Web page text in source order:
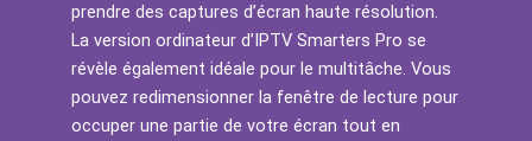
prendre des captures d’écran haute résolution.
La version ordinateur d’IPTV Smarters Pro se
révèle également idéale pour le multitâche. Vous
pouvez redimensionner la fenêtre de lecture pour
occuper une partie de votre écran tout en